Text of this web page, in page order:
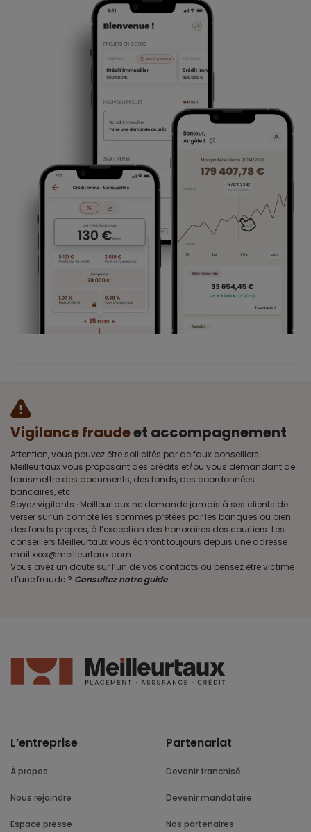
Vigilance fraudeet accompagnement
Attention, vous pouvez être sollicités par de faux conseillers
Meilleurtaux vous proposant des crédits et/ou vous demandant de
transmettre des documents, des fonds, des coordonnées
bancaires, etc.
Soyez vigilants · Meilleurtaux ne demande jamais à ses clients de
verser sur un compte les sommes prêtées par les banques ou bien
des fonds propres, à l’exception des honoraires des courtiers. Les
conseillers Meilleurtaux vous écriront toujours depuis une adresse
mail xxxx@meilleurtaux.com
Vous avez un doute sur l’un de vos contacts ou pensez être victime
d’une fraude ? Consultez notre guide.
L’entreprise
À propos
Nous rejoindre
Espace presse
Partenariat
Devenir franchisé
Devenir mandataire
Nos partenaires